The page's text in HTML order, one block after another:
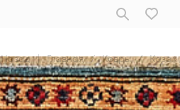
Назад | Главная / Ковры / Казах